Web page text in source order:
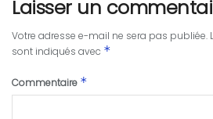
Laisser un
Votre adresse e-mail ne sera pas publiée.
sont indiqués avec *
Commentaire *